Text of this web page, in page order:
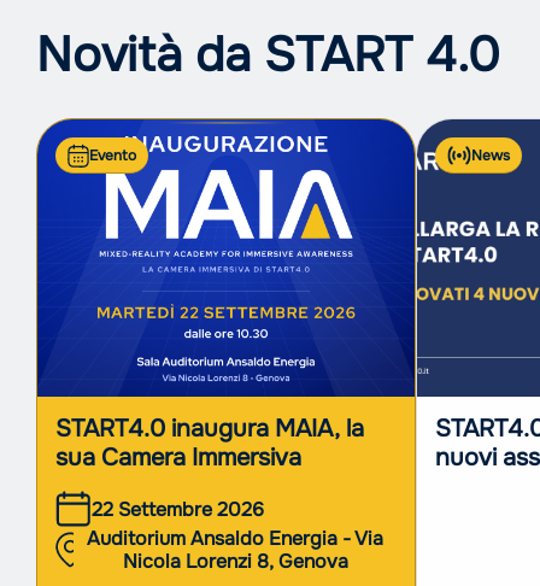
Novità da START 4.0
Evento
START4.0 inaugura MAIA, la
sua Camera Immersiva
22 Settembre 2026
Auditorium Ansaldo Energia - Via
Nicola Lorenzi 8, Genova
News
nuovi